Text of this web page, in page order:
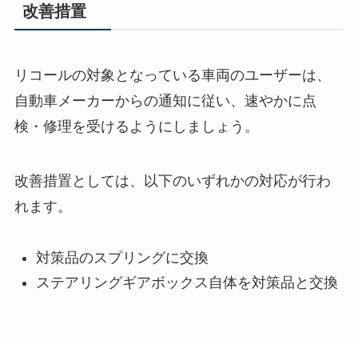
改善措置
リコールの対象となっている車両のユーザーは、
自動車メーカーからの通知に従い、速やかに点
検・修理を受けるようにしましょう。
改善措置としては、以下のいずれかの対応が行わ
れます。
対策品のスプリングに交換
ステアリングギアボックス自体を対策品と交換